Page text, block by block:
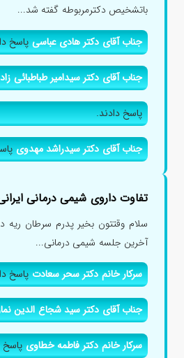
باتشخیص دکترمربوطه گفته شد...
جناب آقای دکتر هادی عباسیپاسخ
جناب آقای دکتر سیدامیر طباطبائی
پاسخ دادند.
جناب آقای دکتر سیدراشد مهدوی
تفاوت داروی شیمی درمانی
آخرین جلسه شیمی درمانی...
سرکار خانم دکتر سحر سعادتپاسخ
جناب آقای دکتر سید شجاع الدین
سرکار خانم دکتر فاطمه خطاویپاسخ